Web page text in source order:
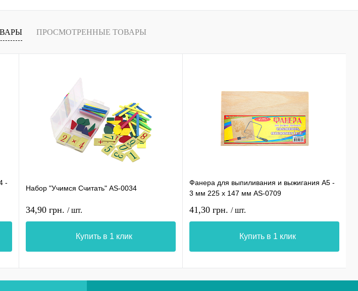
ПРОСМОТРЕННЫЕ ТОВАРЫ
-
Набор "Учимся Считать" AS-0034
34,90 грн. / шт.
Купить в 1 клик
Фанера для выпиливания и выжигания А5 -
3 мм 225 х 147 мм AS-0709
41,30 грн. / шт.
Купить в 1 клик